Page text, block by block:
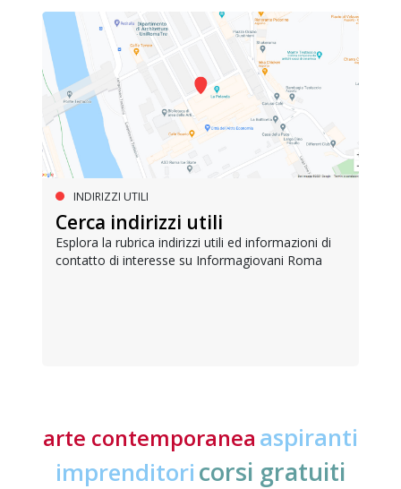
INDIRIZZI UTILI
Cerca indirizzi utili
Esplora la rubrica indirizzi utili ed informazioni di
contatto di interesse su Informagiovani Roma
arte contemporanea aspiranti
imprenditori corsi gratuiti